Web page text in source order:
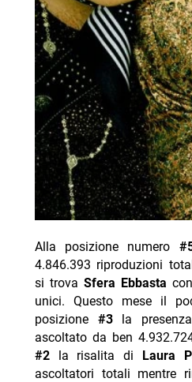
Alla posizione numero
4.846.393 riproduzioni
si trova Sfera Ebbasta
unici. Questo mese il
posizione #3la
ascoltato da ben
#2la risalita di Laura
ascoltatori totali mentre